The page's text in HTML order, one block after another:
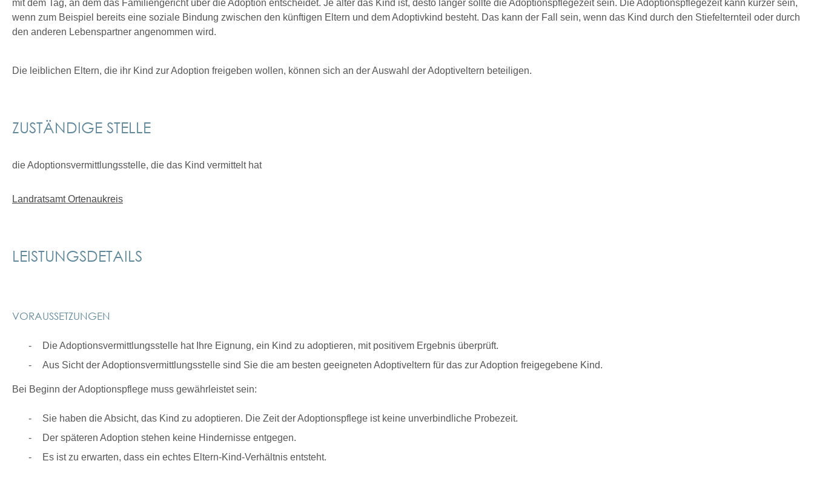
mit dem Tag, an dem das Familiengericht über die Adoption entscheidet. Je älter das Kind ist, desto länger sollte die Adoptionspflegezeit sein. Die Adoptionspflegezeit kann kürzer sein,
wenn zum Beispiel bereits eine soziale Bindung zwischen den künftigen Eltern und dem Adoptivkind besteht. Das kann der Fall sein, wenn das Kind durch den Stiefelternteil oder durch
den anderen Lebenspartner angenommen wird.
Die leiblichen Eltern, die ihr Kind zur Adoption freigeben wollen, können sich an der Auswahl der Adoptiveltern beteiligen.
ZUSTÄNDIGE STELLE
die Adoptionsvermittlungsstelle, die das Kind vermittelt hat
Landratsamt Ortenaukreis
LEISTUNGSDETAILS
VORAUSSETZUNGEN
Die Adoptionsvermittlungsstelle hat Ihre Eignung, ein Kind zu adoptieren, mit positivem Ergebnis überprüft.
Aus Sicht der Adoptionsvermittlungsstelle sind Sie die am besten geeigneten Adoptiveltern für das zur Adoption freigegebene Kind.
Bei Beginn der Adoptionspflege muss gewährleistet sein:
Sie haben die Absicht, das Kind zu adoptieren. Die Zeit der Adoptionspflege ist keine unverbindliche Probezeit.
Der späteren Adoption stehen keine Hindernisse entgegen.
Es ist zu erwarten, dass ein echtes Eltern-Kind-Verhältnis entsteht.